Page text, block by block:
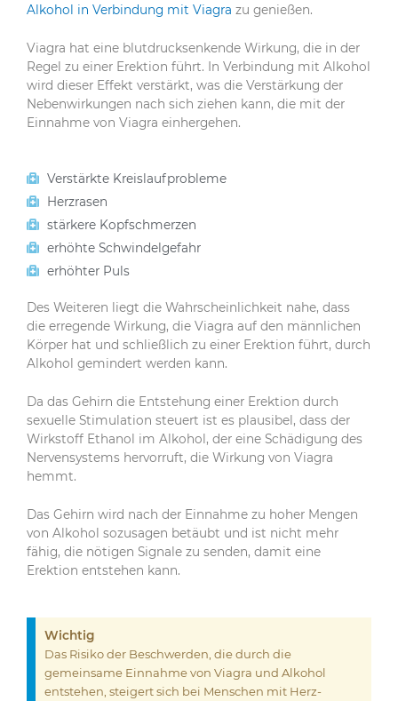
Alkohol in Verbindung mit Viagra zu genießen.
Viagra hat eine blutdrucksenkende Wirkung, die in der
Regel zu einer Erektion führt. In Verbindung mit Alkohol
wird dieser Effekt verstärkt, was die Verstärkung der
Nebenwirkungen nach sich ziehen kann, die mit der
Einnahme von Viagra einhergehen.
Verstärkte Kreislaufprobleme
Herzrasen
stärkere Kopfschmerzen
erhöhte Schwindelgefahr
erhöhter Puls
Des Weiteren liegt die Wahrscheinlichkeit nahe, dass
die erregende Wirkung, die Viagra auf den männlichen
Körper hat und schließlich zu einer Erektion führt, durch
Alkohol gemindert werden kann.
Da das Gehirn die Entstehung einer Erektion durch
sexuelle Stimulation steuert ist es plausibel, dass der
Wirkstoff Ethanol im Alkohol, der eine Schädigung des
Nervensystems hervorruft, die Wirkung von Viagra
hemmt.
Das Gehirn wird nach der Einnahme zu hoher Mengen
von Alkohol sozusagen betäubt und ist nicht mehr
fähig, die nötigen Signale zu senden, damit eine
Erektion entstehen kann.
Wichtig
Das Risiko der Beschwerden, die durch die
gemeinsame Einnahme von Viagra und Alkohol
entstehen, steigert sich bei Menschen mit Herz-